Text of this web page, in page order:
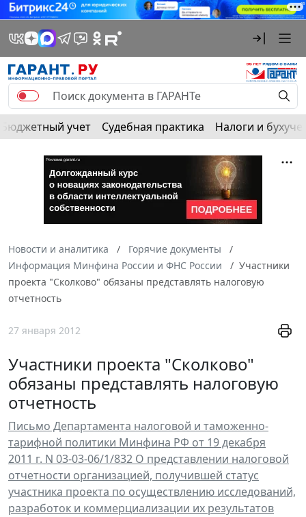
Бюджетный учет Судебная практика Налоги и
Новости и аналитика
Горячие документы
Информация Минфина России и ФНС России
Участники
проекта "Сколково" обязаны представлять налоговую
отчетность
27 января 2012
Участники проекта "Сколково"
обязаны представлять налоговую
отчетность
Письмо Департамента налоговой и таможенно-
тарифной политики Минфина РФ от 19 декабря
2011 г. N 03-03-06/1/832 О представлении налоговой
отчетности организацией, получившей статус
участника проекта по осуществлению исследований,
разработок и коммерциализации их результатов